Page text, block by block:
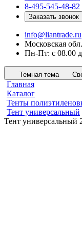
8-495-545-48-82
Заказать звонок
info@liantrade.ru
Московская
Пн-Пт: c 08.00
Темная тема
Главная
Каталог
Тенты
Тент универсальный
Тент универсальный